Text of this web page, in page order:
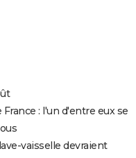
: l'un d'entre eux se
vaisselle devraient